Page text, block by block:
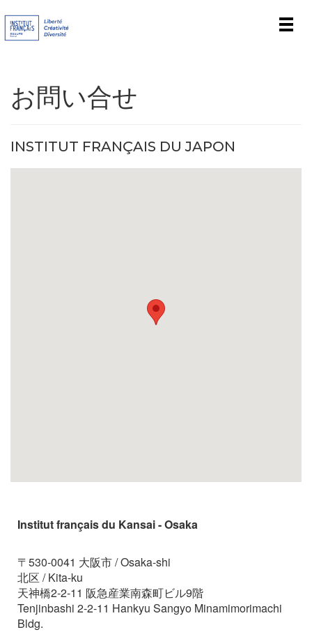
お問い合せ
INSTITUT FRANÇAIS DU JAPON
Institut français du Kansai - Osaka
〒530-0041 大阪市 / Osaka-shi
北区 / Kita-ku
天神橋2-2-11 阪急産業南森町ビル9階
Tenjinbashi 2-2-11 Hankyu Sangyo Minamimorimachi
Bldg.